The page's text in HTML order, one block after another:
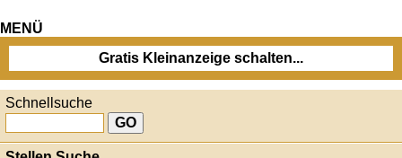
MENÜ
Gratis Kleinanzeige schalten...
Schnellsuche